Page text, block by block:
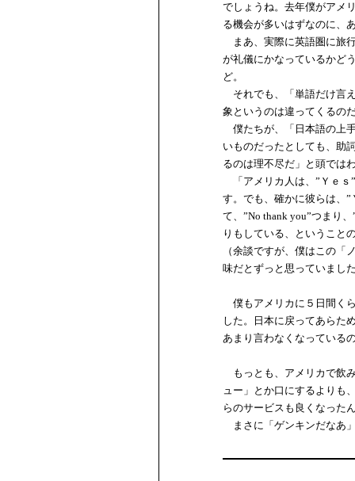
でしょうね。去年僕がアメ
る機会が多いはずなのに、
まあ、実際に英語圏に旅
が礼儀にかなっているかど
ど。
それでも、「単語だけ言
象というのは違ってくるの
僕たちが、「日本語の上
いものだったとしても、助
るのは理不尽だ」と頭では
「アメリカ人は、”Ｙｅｓ
す。でも、確かに彼らは、
て、”No thank you”つまり
りもしている、ということ
（余談ですが、僕はこの
味だとずっと思っていまし
僕もアメリカに５日間く
した。日本に戻ってあらた
あまり言わなくなっている
もっとも、アメリカで飲
ュー」とか口にするよりも
らのサービスも良くなった
まさに「ゲンキンだなあ